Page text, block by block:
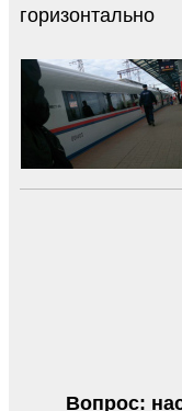
горизонтально
Вопрос: